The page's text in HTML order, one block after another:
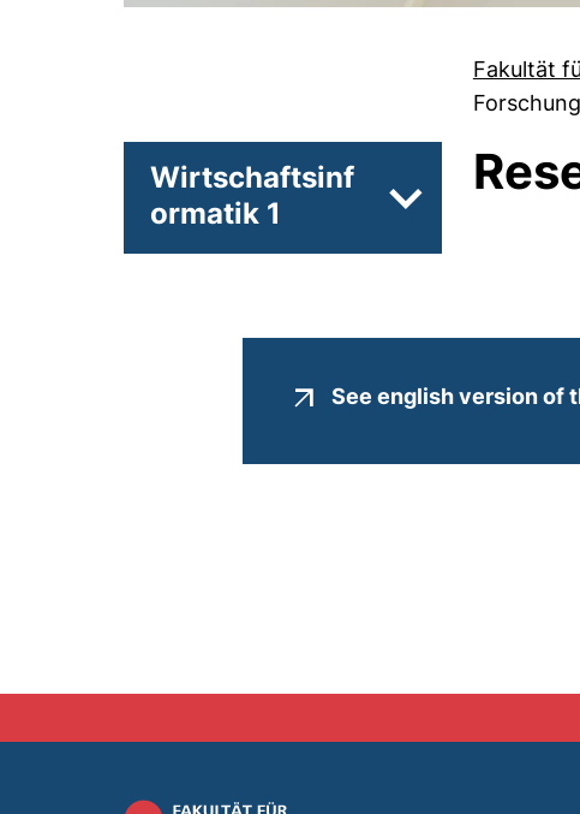
Fakultät
Forschung
Wirtschaftsinf
ormatik 1
Unterseiten von
See english version of